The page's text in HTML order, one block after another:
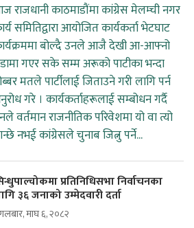
राजधानी काठमाडौंमा कांग्रेस मेलम्ची नगर
समितिद्वारा आयोजित कार्यकर्ता भेटघाट
बोल्दै उनले आजै देखी आ-आफ्नो
गएर सके सम्म अरूको पाटीका भन्दा
मतले पार्टीलाई जिताउने गरी लागि पर्न
गरे । कार्यकर्ताहरूलाई सम्बोधन गर्दै
वर्तमान राजनीतिक परिवेशमा यो वा त्यो
नभई कांग्रेसले चुनाब जित्नु पर्ने...
प्रतिनिधिसभा निर्वाचनका
३६ जनाको उम्मेदवारी दर्ता
माघ ६, २०८२